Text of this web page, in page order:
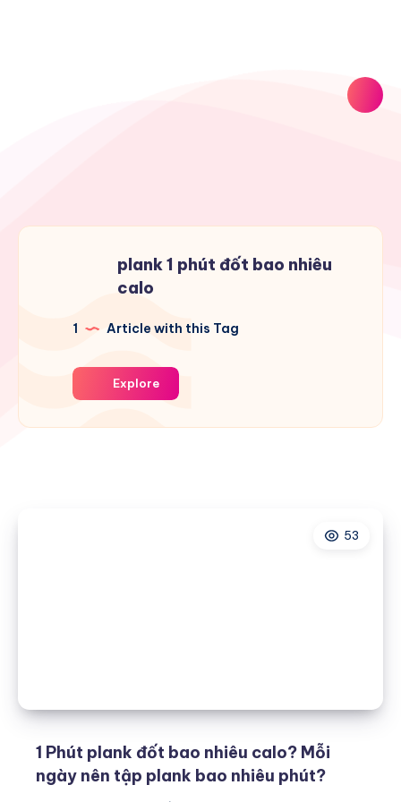
plank 1 phút đốt bao nhiêu
calo
1 Article with this Tag
Explore
53
1 Phút plank đốt bao nhiêu calo? Mỗi
ngày nên tập plank bao nhiêu phút?